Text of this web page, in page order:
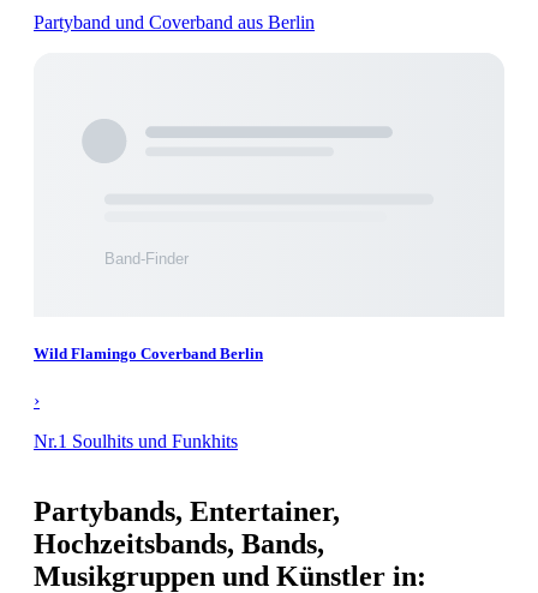
Partyband und Coverband aus Berlin
Wild Flamingo Coverband Berlin
›
Nr.1 Soulhits und Funkhits
Partybands, Entertainer,
Hochzeitsbands, Bands,
Musikgruppen und Künstler in: